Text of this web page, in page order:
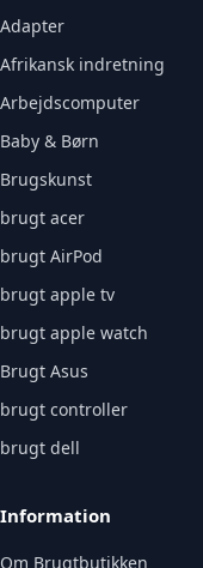
Adapter
Afrikansk indretning
Arbejdscomputer
Baby & Børn
Brugskunst
brugt acer
brugt AirPod
brugt apple tv
brugt apple watch
Brugt Asus
brugt controller
brugt dell
Information
Om Brugtbutikken